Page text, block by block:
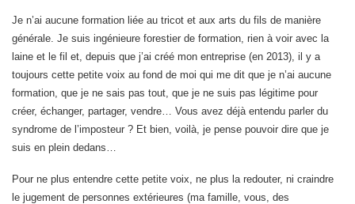
Je n’ai aucune formation liée au tricot et aux arts du fils de manière
générale. Je suis ingénieure forestier de formation, rien à voir avec la
laine et le fil et, depuis que j’ai créé mon entreprise (en 2013), il y a
toujours cette petite voix au fond de moi qui me dit que je n’ai aucune
formation, que je ne sais pas tout, que je ne suis pas légitime pour
créer, échanger, partager, vendre… Vous avez déjà entendu parler du
syndrome de l’imposteur ? Et bien, voilà, je pense pouvoir dire que je
suis en plein dedans…
Pour ne plus entendre cette petite voix, ne plus la redouter, ni craindre
le jugement de personnes extérieures (ma famille, vous, des